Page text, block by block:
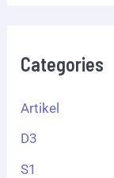
Categories
Artikel
D3
S1